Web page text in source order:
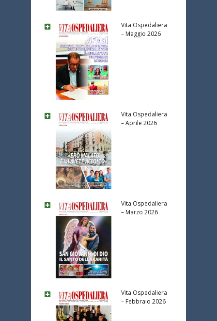
Vita Ospedaliera
– Maggio 2026
Vita Ospedaliera
– Aprile 2026
Vita Ospedaliera
– Marzo 2026
Vita Ospedaliera
– Febbraio 2026